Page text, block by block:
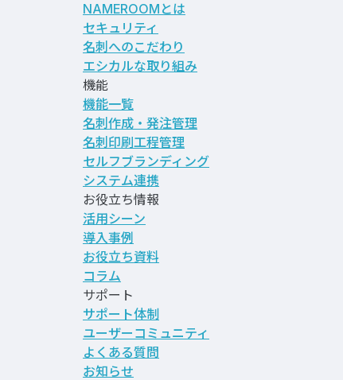
NAMEROOMとは
セキュリティ
名刺へのこだわり
エシカルな取り組み
機能
機能一覧
名刺作成・発注管理
名刺印刷工程管理
セルフブランディング
システム連携
お役立ち情報
活用シーン
導入事例
お役立ち資料
コラム
サポート
サポート体制
ユーザーコミュニティ
よくある質問
お知らせ